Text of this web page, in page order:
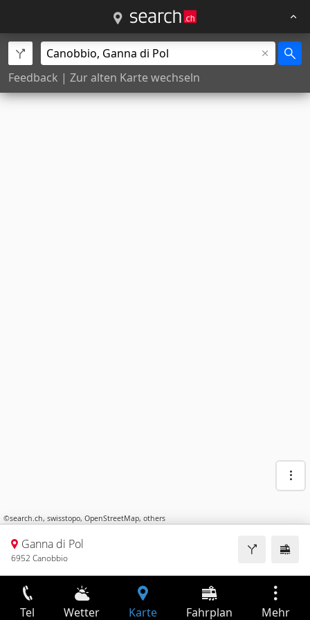
Feedback | Zur alten Karte wechseln
©search.ch, swisstopo, OpenStreetMap, others
Ganna di Pol
6952 Canobbio
Tel Wetter Karte Fahrplan Mehr